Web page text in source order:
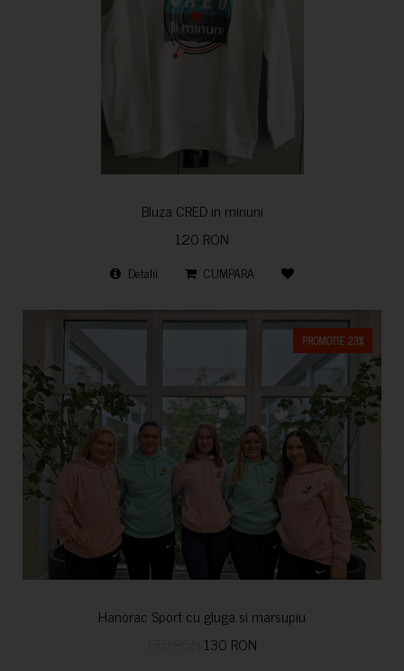
Bluza CRED in minuni
120 RON
Detalii CUMPARA
PROMOTIE 23%
Hanorac Sport cu gluga si marsupiu
130 RON